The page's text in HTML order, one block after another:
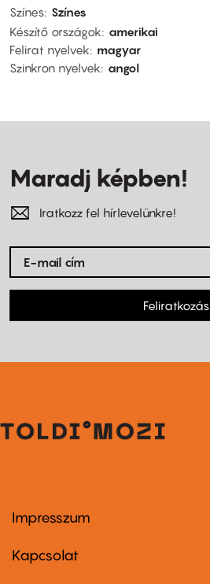
Színes Színes
Készítő országok
amerikai
Felirat nyelvek
magyar
Szinkron nyelvek
angol
Maradj képben!
Iratkozz fel hírlevelünkre!
Feliratkozás
Footer
first
Impresszum
Kapcsolat